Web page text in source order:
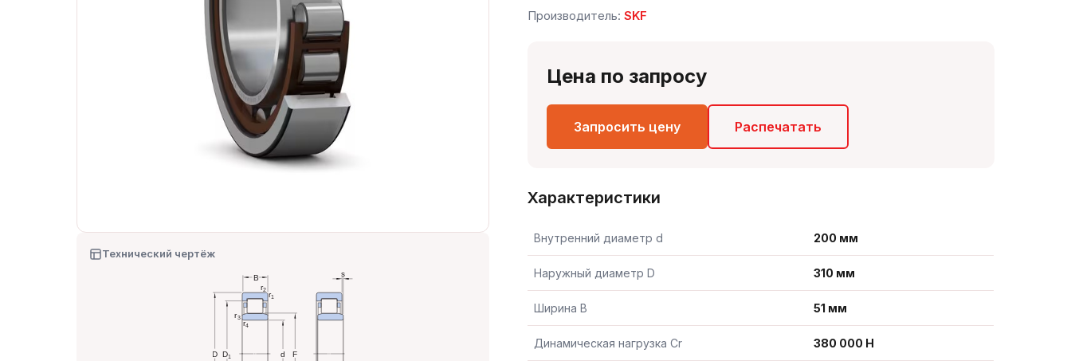
Технический чертёж
Производитель:SKF
Цена по запросу
Запросить цену Распечатать
Характеристики
Внутренний диаметр d 200 мм
Наружный диаметр D 310 мм
Ширина B 51 мм
Динамическая нагрузка Cr 380 000 Н